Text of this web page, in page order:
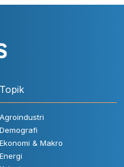
Topik
Agroindustri
Demografi
Ekonomi & Makro
Energi